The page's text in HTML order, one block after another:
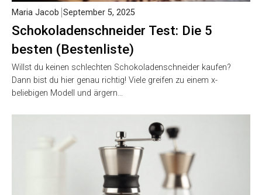
Schokoladenschneider Test: Die 5
besten (Bestenliste)
Maria Jacob September 5, 2025
Willst du keinen schlechten Schokoladenschneider kaufen?
Dann bist du hier genau richtig! Viele greifen zu einem x-
beliebigen Modell und ärgern…